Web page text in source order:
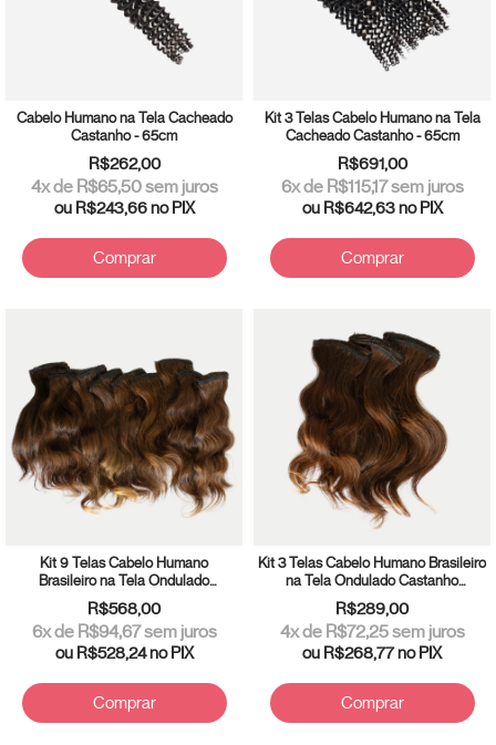
Cabelo Humano na Tela Cacheado
Castanho - 65cm
R$262,00
4x de R$65,50sem juros
ou R$243,66no PIX
Comprar
Kit 3 Telas Cabelo Humano na Tela
Cacheado Castanho - 65cm
R$691,00
6x de R$115,17sem juros
ou R$642,63no PIX
Comprar
Kit 9 Telas Cabelo Humano
Brasileiro na Tela Ondulado
Castanho 15cm
R$568,00
6x de R$94,67sem juros
ou R$528,24no PIX
Comprar
Kit 3 Telas Cabelo Humano Brasileiro
na Tela Ondulado Castanho
20/25cm
R$289,00
4x de R$72,25sem juros
ou R$268,77no PIX
Comprar